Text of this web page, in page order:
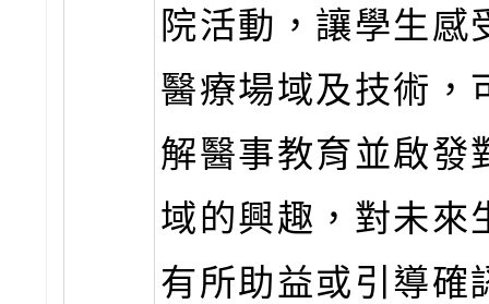
院活動，讓學生感
醫療場域及技術，
解醫事教育並啟發
域的興趣，對未來
有所助益或引導確